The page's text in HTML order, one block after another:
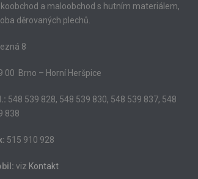
a maloobchod s hutním materiálem,
děrovaných plechů.
8
00 Brno – Horní Heršpice
548 539 828, 548 539 830, 548 539 837, 548
838
515 910 928
viz Kontakt